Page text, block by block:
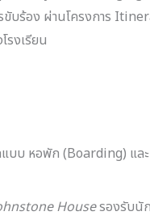
ขับร้อง ผ่านโครงการ
รงเรียน
บ หอพัก (Boarding) แล
Houseรองรับนั